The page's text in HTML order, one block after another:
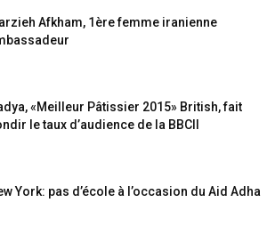
Afkham, 1ère femme iranienne
«Meilleur Pâtissier 2015» British, fait
le taux d’audience de la BBCII
York: pas d’école à l’occasion du Aid Adha